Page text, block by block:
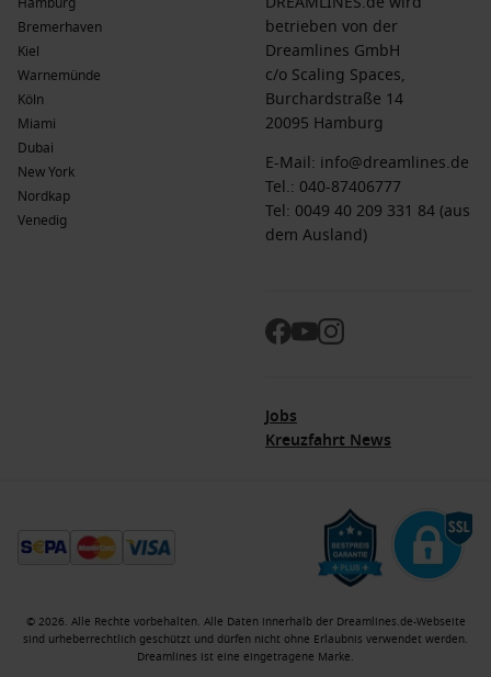
Bremerhaven
Kiel
Warnemünde
Köln
Miami
Dubai
New York
Nordkap
Venedig
betrieben von der
Dreamlines GmbH
c/o Scaling Spaces,
Burchardstraße 14
20095 Hamburg
E-Mail: info@dreamlines.de
Tel.: 040-87406777
Tel: 0049 40 209 331 84 (aus
dem Ausland)
Jobs
Kreuzfahrt News
© 2026. Alle Rechte vorbehalten. Alle Daten innerhalb der Dreamlines.de-Webseite
sind urheberrechtlich geschützt und dürfen nicht ohne Erlaubnis verwendet werden.
Dreamlines ist eine eingetragene Marke.